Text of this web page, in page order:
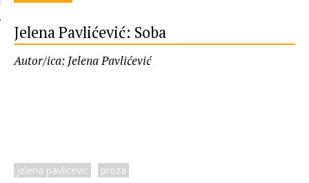
Jelena Pavlićević: Soba
Autor/ica: Jelena Pavlićević
jelena pavlicevic proza